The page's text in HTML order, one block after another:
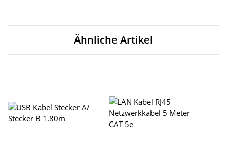
Ähnliche Artikel